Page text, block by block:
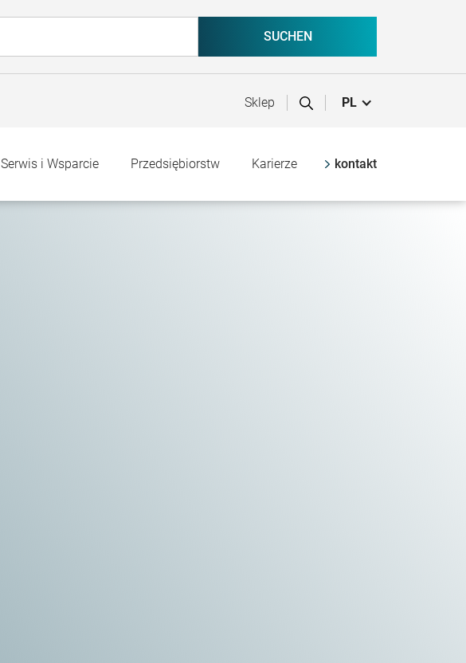
Sklep PL
Serwis i Wsparcie Przedsiębiorstw Karierze kontakt